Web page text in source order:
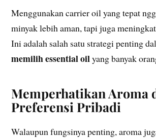
Menggunakan carrier oil yang tepat
minyak lebih aman, tapi juga
Ini adalah salah satu strategi penting
memilih essential oilyang banyak
Memperhatikan Aroma
Preferensi Pribadi
Walaupun fungsinya penting, aroma